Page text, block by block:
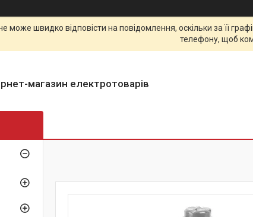
може швидко відповісти на повідомлення, оскільки за її
телефону, щоб
магазин електротоварів